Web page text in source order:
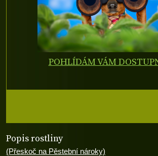
Popis rostliny
(Přeskoč na Pěstební nároky)
POHLÍDÁM VÁM